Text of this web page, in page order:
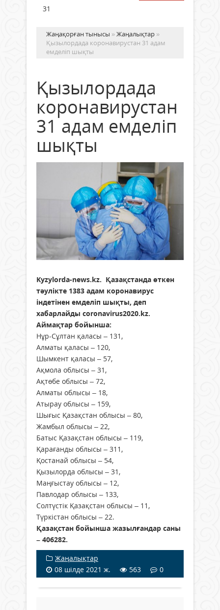
31
Жаңақорған тынысы »Жаңалықтар »
Қызылордада коронавирустан 31 адам
емделіп шықты
Қызылордада
коронавирустан
31 адам емделіп
шықты
Kyzylorda-news.kz. Қазақстанда өткен
тәулікте 1383 адам коронавирус
індетінен емделіп шықты, деп
хабарлайды coronavirus2020.kz.
Аймақтар бойынша:
Нұр-Сұлтан қаласы – 131,
Алматы қаласы – 120,
Шымкент қаласы – 57,
Ақмола облысы – 31,
Ақтөбе облысы – 72,
Алматы облысы – 18,
Атырау облысы – 159,
Шығыс Қазақстан облысы – 80,
Жамбыл облысы – 22,
Батыс Қазақстан облысы – 119,
Қарағанды облысы – 311,
Қостанай облысы – 54,
Қызылорда облысы – 31,
Маңғыстау облысы – 12,
Павлодар облысы – 133,
Солтүстік Қазақстан облысы – 11,
Түркістан облысы – 22.
Қазақстан бойынша жазылғандар саны
– 406282.
Жаңалықтар
08 шілде 2021 ж.
563 0